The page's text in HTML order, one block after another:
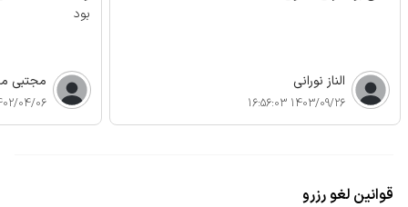
الناز نورانی
1403/09/26 16:56:03
بود
مجتبی
04/06 15:47:49
قوانین لغو رزرو